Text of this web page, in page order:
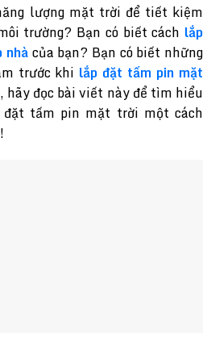
lượng mặt trời để tiết kiệm
trường? Bạn có biết cách lắp
nhàcủa bạn? Bạn có biết những
trước khi lắp đặt tấm pin mặt
hãy đọc bài viết này để tìm hiểu
tấm pin mặt trời một cách